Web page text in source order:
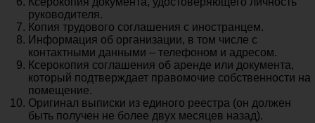
руководителя.
Копия трудового соглашения с иностранцем.
Информация об организации, в том числе с
контактными данными – телефоном и адресом.
Ксерокопия соглашения об аренде или документа,
который подтверждает правомочие собственности на
помещение.
Оригинал выписки из единого реестра (он должен
быть получен не более двух месяцев назад).